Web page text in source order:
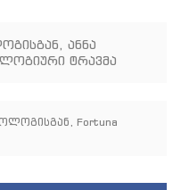
, ანნა
ტრავმა
Fortuna